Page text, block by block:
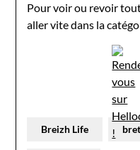
Pour voir ou revoir
aller vite dans la
Breizh Life